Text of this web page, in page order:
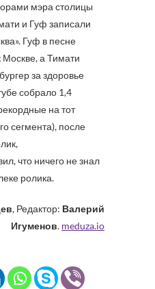
мэра столицы
и Гуф записали
Гуф в песне
Москве, а Тимати
за здоровье
собрало 1,4
на тот
сегмента), после
что ничего не знал
ролика.
, Редактор: Валерий
Игуменов. meduza.io